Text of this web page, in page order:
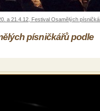
a 21.4.12, Festival Osamělých
písničkářů podle